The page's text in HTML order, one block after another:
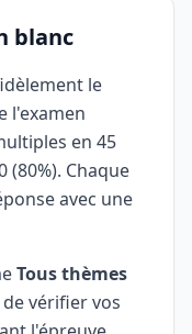
blanc
le
l'examen
en 45
(80%). Chaque
avec une
Tous thèmes
vérifier vos